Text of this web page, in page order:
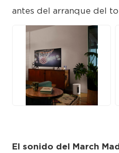
antes del arranque del
JPG
El sonido del March